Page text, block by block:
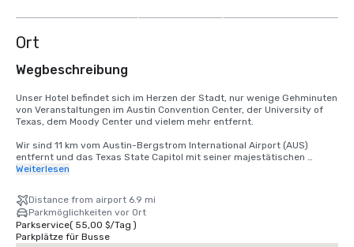
Ort
Wegbeschreibung
Unser Hotel befindet sich im Herzen der Stadt, nur wenige Gehminuten
von Veranstaltungen im Austin Convention Center, der University of
Texas, dem Moody Center und vielem mehr entfernt.
Wir sind 11 km vom Austin-Bergstrom International Airport (AUS)
entfernt und das Texas State Capitol mit seiner majestätischen
Kuppel, die von vielen unserer Hotelzimmer aus zu sehen ist, erreichen
Weiterlesen
Distance from airport 6.9 mi
Parkmöglichkeiten vor Ort
Parkservice( 55,00 $/Tag )
Parkplätze für Busse